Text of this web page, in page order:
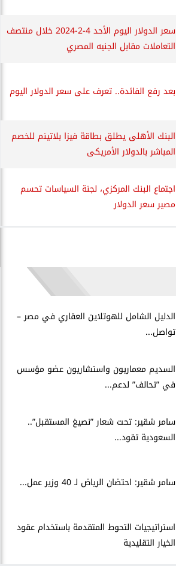
سعر الدولار اليوم الأحد 4-2-2024 خلال منتصف
التعاملات مقابل الجنيه المصري
بعد رفع الفائدة.. تعرف على سعر الدولار اليوم
البنك الأهلى يطلق بطاقة فيزا بلاتينم للخصم
المباشر بالدولار الأمريكى
اجتماع البنك المركزي، لجنة السياسات تحسم
مصير سعر الدولار
الدليل الشامل للهوتلاين العقاري في مصر –
تواصل...
السديم معماريون واستشاريون عضو مؤسس
في ”تحالف” لدعم...
سامر شقير: تحت شعار ”نصيغ المستقبل”..
السعودية تقود...
سامر شقير: احتضان الرياض لـ 40 وزير عمل...
استراتيجيات التحوط المتقدمة باستخدام عقود
الخيار التقليدية